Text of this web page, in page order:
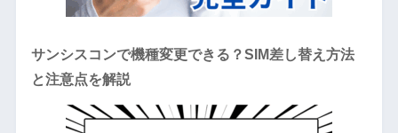
サンシスコンで機種変更できる？SIM差し替え方法
と注意点を解説